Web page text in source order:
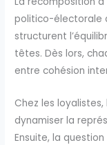
politico-électorale
structurent
têtes. Dès lors,
entre cohésion
Chez les
dynamiser la
Ensuite, la